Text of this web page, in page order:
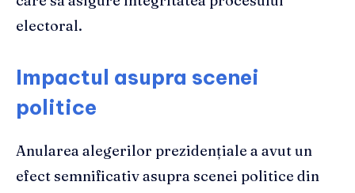
electoral.
Impactul asupra scenei
politice
Anularea alegerilor prezidențiale a avut un
efect semnificativ asupra scenei politice din